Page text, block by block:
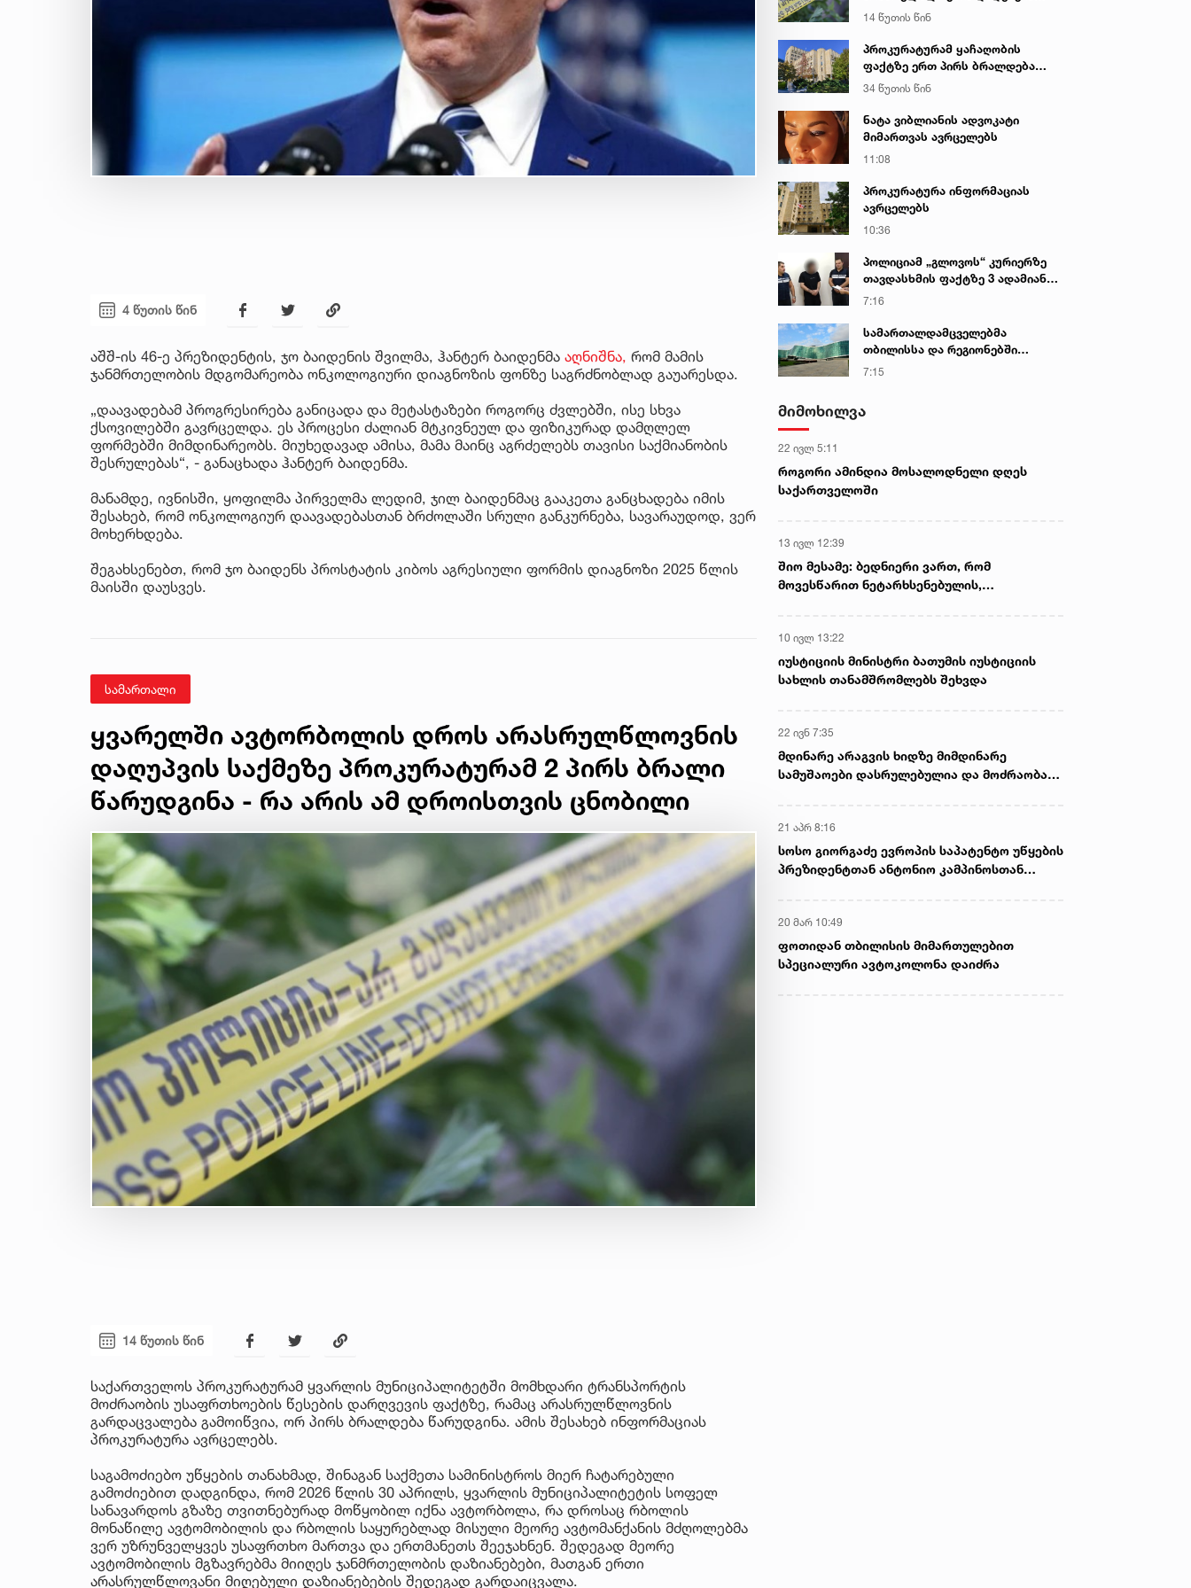
4 წუთის წინ
აშშ-ის 46-ე პრეზიდენტის, ჯო ბაიდენის შვილმა, ჰანტერ ბაიდენმა აღნიშნა, რომ მამის
ჯანმრთელობის მდგომარეობა ონკოლოგიური დიაგნოზის ფონზე საგრძნობლად გაუარესდა.
„დაავადებამ პროგრესირება განიცადა და მეტასტაზები როგორც ძვლებში, ისე სხვა
ქსოვილებში გავრცელდა. ეს პროცესი ძალიან მტკივნეულ და ფიზიკურად დამღლელ
ფორმებში მიმდინარეობს. მიუხედავად ამისა, მამა მაინც აგრძელებს თავისი საქმიანობის
შესრულებას“, - განაცხადა ჰანტერ ბაიდენმა.
მანამდე, ივნისში, ყოფილმა პირველმა ლედიმ, ჯილ ბაიდენმაც გააკეთა განცხადება იმის
შესახებ, რომ ონკოლოგიურ დაავადებასთან ბრძოლაში სრული განკურნება, სავარაუდოდ, ვერ
მოხერხდება.
შეგახსენებთ, რომ ჯო ბაიდენს პროსტატის კიბოს აგრესიული ფორმის დიაგნოზი 2025 წლის
მაისში დაუსვეს.
სამართალი
ყვარელში ავტორბოლის დროს არასრულწლოვნის
დაღუპვის საქმეზე პროკურატურამ 2 პირს ბრალი
წარუდგინა - რა არის ამ დროისთვის ცნობილი
14 წუთის წინ
საქართველოს პროკურატურამ ყვარლის მუნიციპალიტეტში მომხდარი ტრანსპორტის
მოძრაობის უსაფრთხოების წესების დარღვევის ფაქტზე, რამაც არასრულწლოვნის
გარდაცვალება გამოიწვია, ორ პირს ბრალდება წარუდგინა. ამის შესახებ ინფორმაციას
პროკურატურა ავრცელებს.
საგამოძიებო უწყების თანახმად, შინაგან საქმეთა სამინისტროს მიერ ჩატარებული
გამოძიებით დადგინდა, რომ 2026 წლის 30 აპრილს, ყვარლის მუნიციპალიტეტის სოფელ
სანავარდოს გზაზე თვითნებურად მოწყობილ იქნა ავტორბოლა, რა დროსაც რბოლის
მონაწილე ავტომობილის და რბოლის საყურებლად მისული მეორე ავტომანქანის მძღოლებმა
ვერ უზრუნველყვეს უსაფრთხო მართვა და ერთმანეთს შეეჯახნენ. შედეგად მეორე
ავტომობილის მგზავრებმა მიიღეს ჯანმრთელობის დაზიანებები, მათგან ერთი
არასრულწლოვანი მიღებული დაზიანებების შედეგად გარდაიცვალა.
საქმეზე პროკურატურამ 2 პირს
ბრალი წარუდგინა - რა არის ამ
დროისთვის ცნობილი
14 წუთის წინ
პროკურატურამ ყაჩაღობის
ფაქტზე ერთ პირს ბრალდება
წარუდგინა
34 წუთის წინ
ნატა ვიბლიანის ადვოკატი
მიმართვას ავრცელებს
11:08
პროკურატურა ინფორმაციას
ავრცელებს
10:36
პოლიციამ „გლოვოს“ კურიერზე
თავდასხმის ფაქტზე 3 ადამიანი
დააკავა
7:16
სამართალდამცველებმა
თბილისსა და რეგიონებში
უკანონო ცეცხლსასროლი
7:15
მიმოხილვა
22 ივლ 5:11
როგორი ამინდია მოსალოდნელი დღეს
საქართველოში
13 ივლ 12:39
შიო მესამე: ბედნიერი ვართ, რომ
მოვესწარით ნეტარხსენებულის,
10 ივლ 13:22
იუსტიციის მინისტრი ბათუმის იუსტიციის
სახლის თანამშრომლებს შეხვდა
22 ივნ 7:35
მდინარე არაგვის ხიდზე მიმდინარე
სამუშაოები დასრულებულია და მოძრაობა
21 აპრ 8:16
სოსო გიორგაძე ევროპის საპატენტო უწყების
პრეზიდენტთან ანტონიო კამპინოსთან
20 მარ 10:49
ფოთიდან თბილისის მიმართულებით
სპეციალური ავტოკოლონა დაიძრა